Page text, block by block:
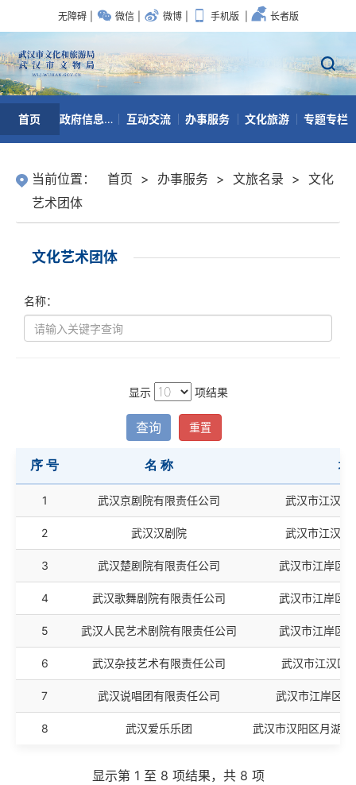
无障碍 微信 微博 手机版 长者版
首页 政府信息公开 互动交流 办事服务 文化旅游 专题专栏
当前位置： 首页 > 办事服务 > 文旅名录 > 文化
艺术团体
文化艺术团体
名称：
显示 项结果
查询 重置
序 号 名 称 地
序 号 名 称 地
1 武汉京剧院有限责任公司 武汉市江汉区
2 武汉汉剧院 武汉市江汉区
3 武汉楚剧院有限责任公司 武汉市江岸区
4 武汉歌舞剧院有限责任公司 武汉市江岸区
5 武汉人民艺术剧院有限责任公司 武汉市江岸区
6 武汉杂技艺术有限责任公司 武汉市江汉区
7 武汉说唱团有限责任公司 武汉市江岸区
8 武汉爱乐乐团 武汉市汉阳区月湖
显示第 1 至 8 项结果，共 8 项